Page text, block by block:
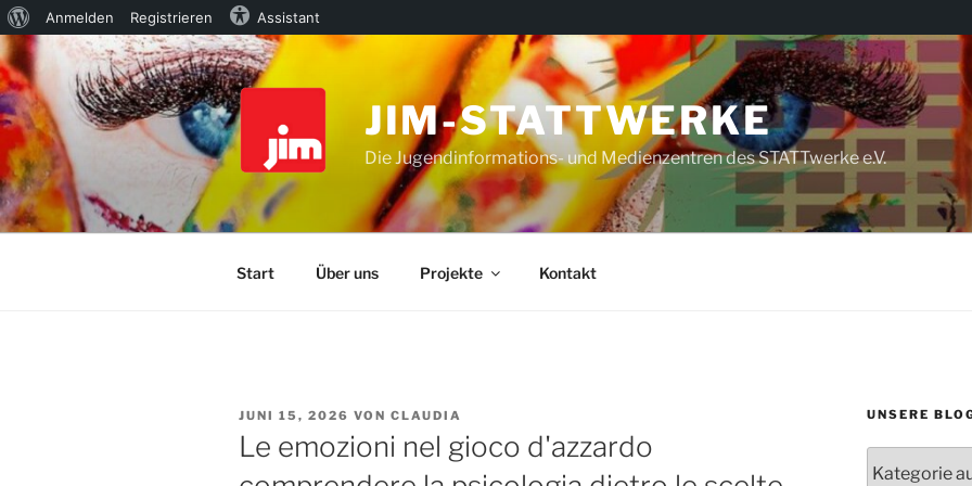
Über
WordPress
Anmelden Registrieren
Assistant
Zum
Inhalt
springen
JIM-STATTWERKE
Die Jugendinformations- und Medienzentren des STATTwerke e.V.
Start Über uns Projekte Kontakt
VERÖFFENTLICHT
AM
JUNI 15, 2026 VON CLAUDIA
Le emozioni nel gioco d'azzardo
UNSERE
Blogs